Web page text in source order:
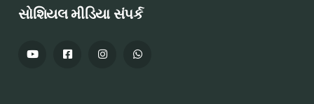
સોશિયલ મીડિયા સંપર્ક